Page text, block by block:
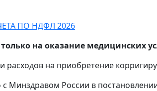
ПО НДФЛ 2026
только на оказание медицинских
на приобретение
Минздравом России в